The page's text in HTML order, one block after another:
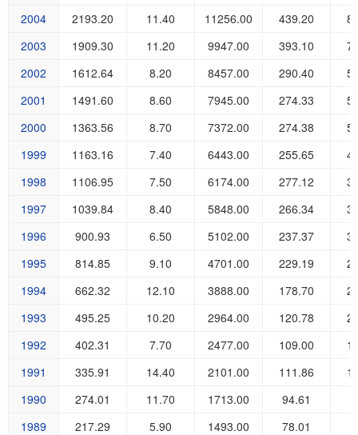
2004
2193.20 11.40 11256.00 439.20
2003
1909.30 11.20 9947.00 393.10
2002
1612.64 8.20 8457.00 290.40
2001
1491.60 8.60 7945.00 274.33
2000
1363.56 8.70 7372.00 274.38
1999
1163.16 7.40 6443.00 255.65
1998
1106.95 7.50 6174.00 277.12
1997
1039.84 8.40 5848.00 266.34
1996
900.93 6.50 5102.00 237.37
1995
814.85 9.10 4701.00 229.19
1994
662.32 12.10 3888.00 178.70
1993
495.25 10.20 2964.00 120.78
1992
402.31 7.70 2477.00 109.00
1991
335.91 14.40 2101.00 111.86
1990
274.01 11.70 1713.00 94.61
1989
217.29 5.90 1493.00 78.01